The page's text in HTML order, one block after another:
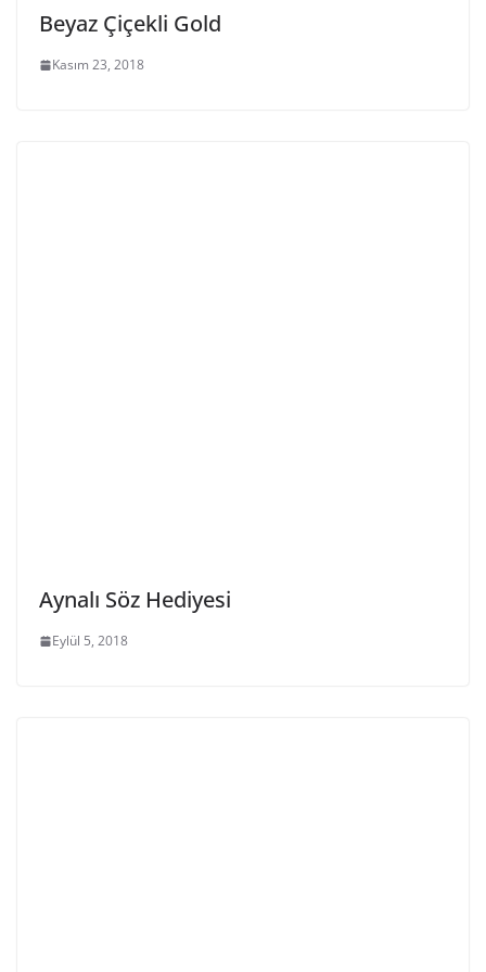
Beyaz Çiçekli Gold
Kasım 23, 2018
Aynalı Söz Hediyesi
Eylül 5, 2018